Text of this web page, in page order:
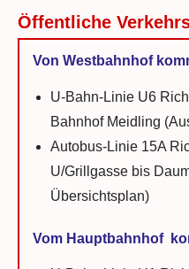
Öffentliche
Von Westbahnhof
U-Bahn-Linie U6
Bahnhof Meidling
Autobus-Linie 15A
U/Grillgasse bis
Übersichtsplan)
Vom Hauptbahnhof